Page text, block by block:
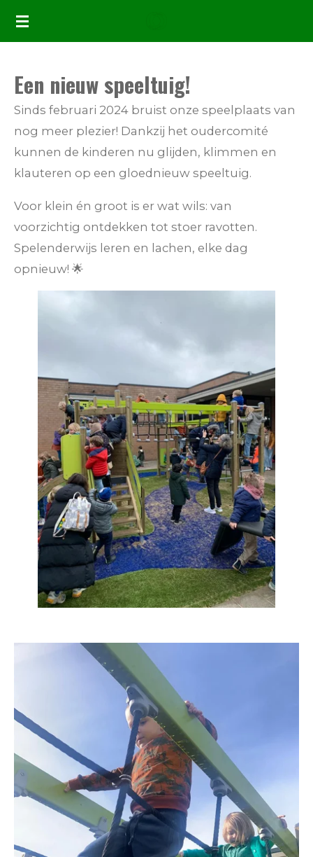
Ga
deEen nieuw speeltuig!
Sinds februari 2024 bruist onze speelplaats van
nog meer plezier! Dankzij het oudercomité
kunnen de kinderen nu glijden, klimmen en
klauteren op een gloednieuw speeltuig.
Voor klein én groot is er wat wils: van
voorzichtig ontdekken tot stoer ravotten.
Spelenderwijs leren en lachen, elke dag
opnieuw! 🌟